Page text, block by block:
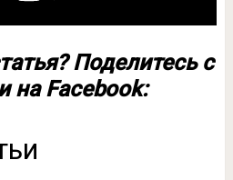
Поделитесь с
на Facebook: